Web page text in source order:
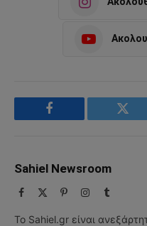
Facebook
Sahiel Newsroom
Facebook PinterestInstagram
Tumblr
Το Sahiel.gr είναι